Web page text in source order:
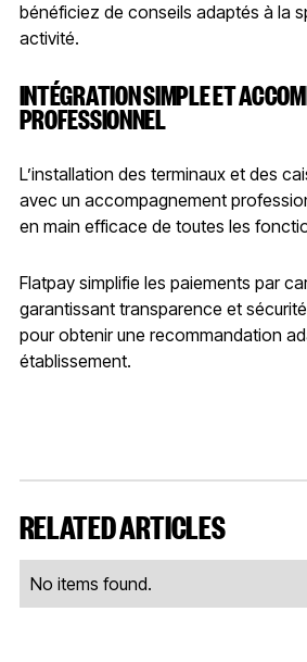
bénéficiez de conseils adaptés à la
activité.
INTÉGRATION SIMPLE ET
PROFESSIONNEL
L’installation des terminaux et des
avec un accompagnement
en main efficace de toutes les
Flatpay simplifie les paiements par
garantissant transparence et
pour obtenir une recommandation
établissement.
RELATED ARTICLES
No items found.